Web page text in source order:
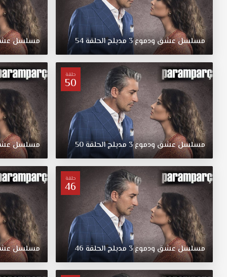
المسلسل
حول
قيام
ممرضة
بتبديل
بنتين
ببعضهما،
حيث
اخذت
العائلة
الغنية
ابنة
العائلة
الفقيرة،
والعكس
صحيح
بالنسبة
الفقيرة
وحدث
هذا
الخطأ
بسبب
تشابه
أسماء
مسلسلعشقودموع3 مدبلجالحلقة54 مسلسل
حلقة
50
مسلسلعشقودموع3 مدبلجالحلقة50 مسلسل
حلقة
46
مسلسلعشقودموع3 مدبلجالحلقة 46 مسلسل